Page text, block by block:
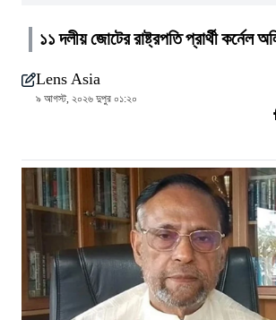
১১ দলীয় জোটের রাষ্ট্রপতি প্রার্থী কর্নেল
Lens Asia
৯ আগস্ট, ২০২৬ দুপুর ০১:২০